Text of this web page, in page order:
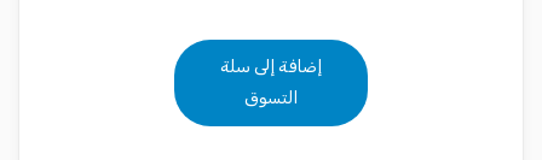
إضافة إلى سلة
التسوق